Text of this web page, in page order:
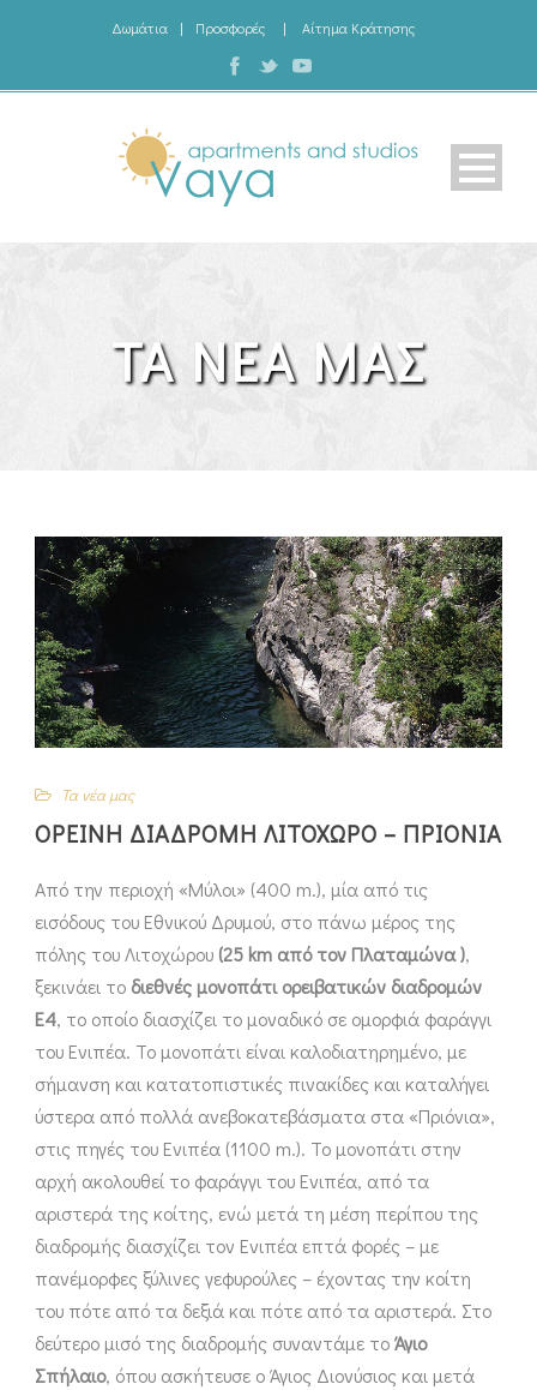
Δωμάτια | Προσφορές | Αίτημα Κράτησης
ΤΑ ΝΕΑ ΜΑΣ
Τα νέα μας
ΟΡΕΙΝΗ ΔΙΑΔΡΟΜΗ ΛΙΤΟΧΩΡΟ – ΠΡΙΟΝΙΑ
Από την περιοχή «Μύλοι» (400 m.), μία από τις
εισόδους του Εθνικού Δρυμού, στο πάνω μέρος της
πόλης του Λιτοχώρου (25 km από τον Πλαταμώνα ),
ξεκινάει το διεθνές μονοπάτι ορειβατικών διαδρομών
Ε4, το οποίο διασχίζει το μοναδικό σε ομορφιά φαράγγι
του Ενιπέα. Το μονοπάτι είναι καλοδιατηρημένο, με
σήμανση και κατατοπιστικές πινακίδες και καταλήγει
ύστερα από πολλά ανεβοκατεβάσματα στα «Πριόνια»,
στις πηγές του Ενιπέα (1100 m.). Το μονοπάτι στην
αρχή ακολουθεί το φαράγγι του Ενιπέα, από τα
αριστερά της κοίτης, ενώ μετά τη μέση περίπου της
διαδρομής διασχίζει τον Ενιπέα επτά φορές – με
πανέμορφες ξύλινες γεφυρούλες – έχοντας την κοίτη
του πότε από τα δεξιά και πότε από τα αριστερά. Στο
δεύτερο μισό της διαδρομής συναντάμε τοΆγιο
Σπήλαιο, όπου ασκήτευσε ο Άγιος Διονύσιος και μετά